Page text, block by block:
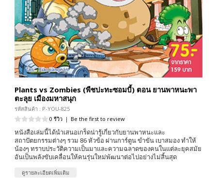
Plants vs Zombies (พืชปะทะซอมบี้) ตอน ยานพาหนะพา
ตะลุย เมืองมหาสนุก
รหัสสินค้า : P-YOU-825
0 รีวิว | Be the first to review
หนังสือเล่มนี้ได้นำเสนอเกร็ดน่ารู้เกี่ยวกับยานพาหนะและ
สถาปัตยกรรมต่างๆ รวม 86 หัวข้อ ผ่านการ์ตูน ขำขัน เบาสมอง ทำให้
น้องๆ ทราบประวัติความเป็นมาและความฉลาดของคนในแต่ละยุคสมัย
อันเป็นพลังขับเคลื่อนให้คนรุ่นใหม่พัฒนาต่อไปอย่างไม่สิ้นสุด
ดูรายละเอียดเพิ่มเติม